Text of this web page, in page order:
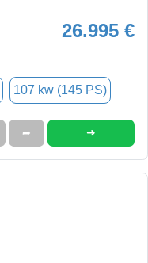
26.995 €
107 kw (145 PS)
➦ ➜